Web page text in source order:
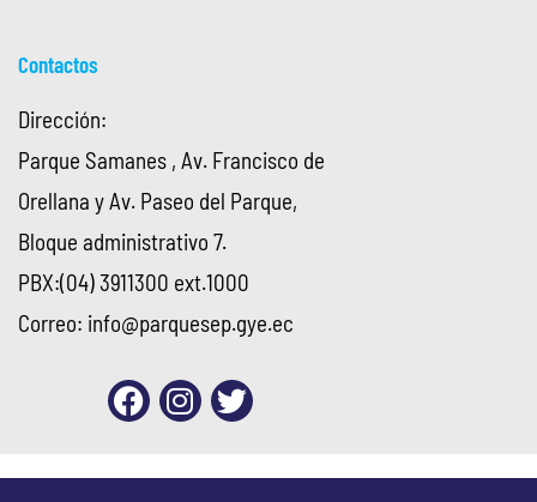
Contactos
Dirección:
Parque Samanes , Av. Francisco de
Orellana y Av. Paseo del Parque,
Bloque administrativo 7.
PBX:(04) 3911300 ext.1000
Correo: info@parquesep.gye.ec